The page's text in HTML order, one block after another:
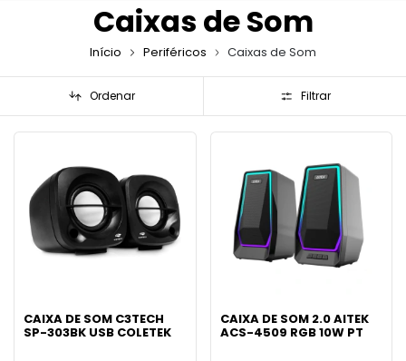
Caixas de Som
Início Periféricos Caixas de Som
Ordenar Filtrar
CAIXA DE SOM C3TECH
SP-303BK USB COLETEK
CAIXA DE SOM 2.0 AITEK
ACS-4509 RGB 10W PT